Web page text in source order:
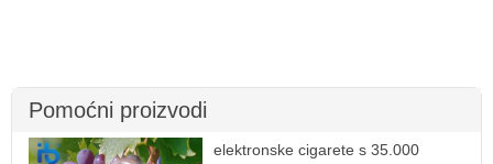
Pomoćni proizvodi
elektronske cigarete s 35.000